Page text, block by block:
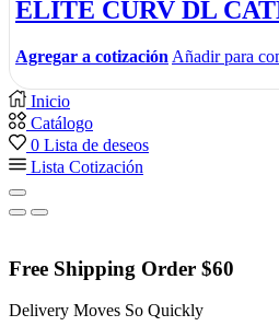
ELITE CURV DL
Agregar a cotización Añadir para
Inicio
Catálogo
0 Lista de deseos
Lista Cotización
Free Shipping Order $60
Delivery Moves So Quickly